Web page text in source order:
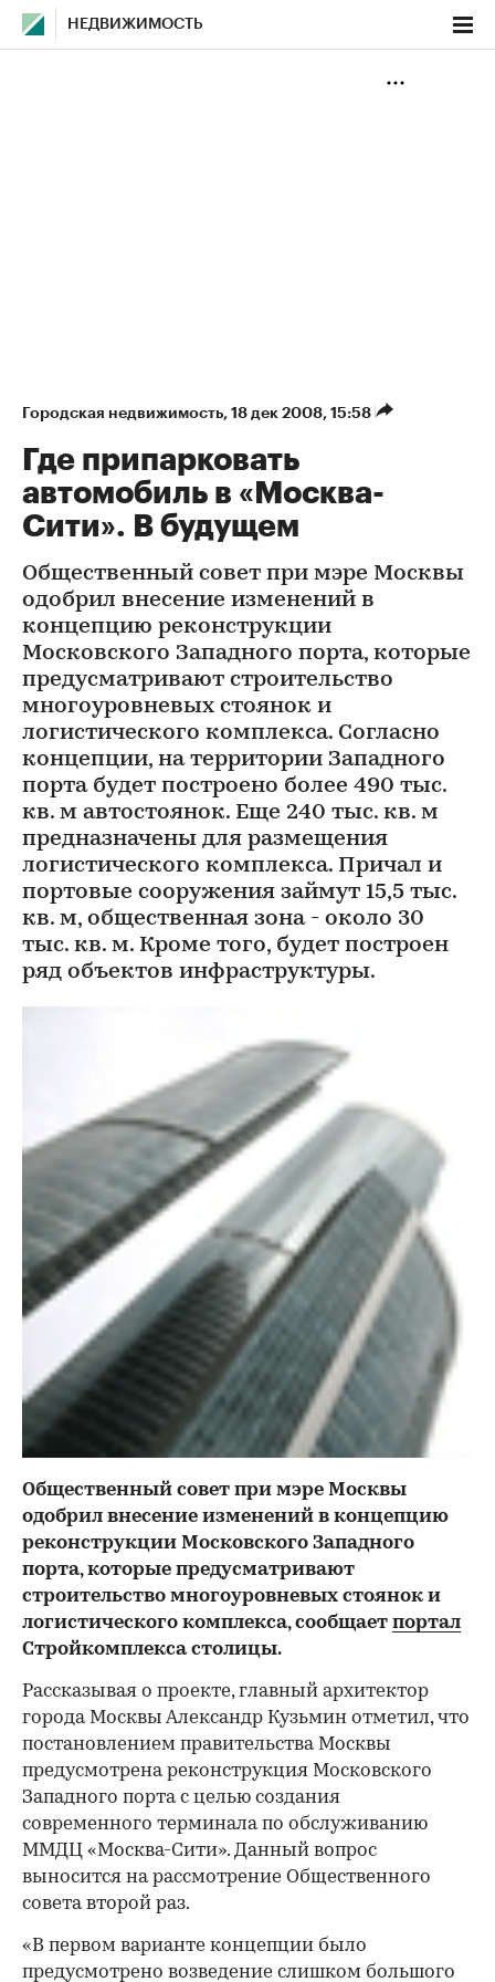
НЕДВИЖИМОСТЬ
Городская недвижимость⁠, 18 дек 2008, 15:58
Где припарковать
автомобиль в «Москва-
Сити». В будущем
Общественный совет при мэре Москвы
одобрил внесение изменений в
концепцию реконструкции
Московского Западного порта, которые
предусматривают строительство
многоуровневых стоянок и
логистического комплекса. Согласно
концепции, на территории Западного
порта будет построено более 490 тыс.
кв. м автостоянок. Еще 240 тыс. кв. м
предназначены для размещения
логистического комплекса. Причал и
портовые сооружения займут 15,5 тыс.
кв. м, общественная зона - около 30
тыс. кв. м. Кроме того, будет построен
ряд объектов инфраструктуры.
Общественный совет при мэре Москвы
одобрил внесение изменений в концепцию
реконструкции Московского Западного
порта, которые предусматривают
строительство многоуровневых стоянок и
логистического комплекса, сообщает портал
Стройкомплекса столицы.
Рассказывая о проекте, главный архитектор
города Москвы Александр Кузьмин отметил, что
постановлением правительства Москвы
предусмотрена реконструкция Московского
Западного порта с целью создания
современного терминала по обслуживанию
ММДЦ «Москва-Сити». Данный вопрос
выносится на рассмотрение Общественного
совета второй раз.
«В первом варианте концепции было
предусмотрено возведение слишком большого